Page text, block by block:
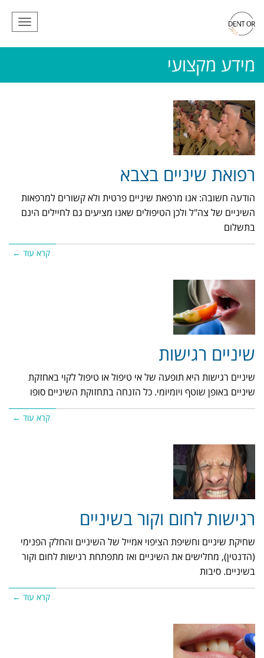
תפריט
מידע מקצועי
רפואת שיניים בצבא
הודעה חשובה: אנו מרפאת שיניים פרטית ולא קשורים למרפאות
השיניים של צה"ל ולכן הטיפולים שאנו מציעים גם לחיילים הינם
בתשלום
קרא עוד ←
שיניים רגישות
שיניים רגישות היא תופעה של אי טיפול או טיפול לקוי באחזקת
שיניים באופן שוטף ויומיומי. כל הזנחה בתחזוקת השיניים סופו
קרא עוד ←
רגישות לחום וקור בשיניים
שחיקת שיניים וחשיפת הציפוי אמייל של השיניים והחלק הפנימי
(הדנטין), מחלישים את השיניים ואז מתפתחת רגישות לחום וקור
בשיניים. סיבות
קרא עוד ←